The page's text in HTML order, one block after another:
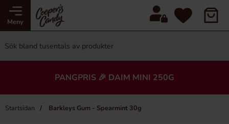
Meny
PANGPRIS 🎉 DAIM MINI 250G
Startsidan Barkleys Gum - Spearmint 30g